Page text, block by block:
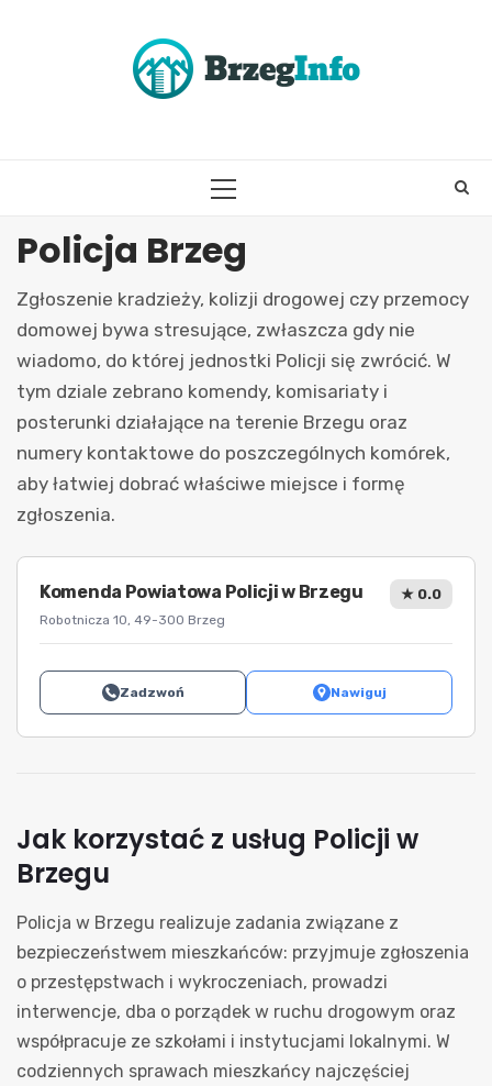
PRIMARY
Policja Brzeg
Zgłoszenie kradzieży, kolizji drogowej czy przemocy
domowej bywa stresujące, zwłaszcza gdy nie
wiadomo, do której jednostki Policji się zwrócić. W
tym dziale zebrano komendy, komisariaty i
posterunki działające na terenie Brzegu oraz
numery kontaktowe do poszczególnych komórek,
aby łatwiej dobrać właściwe miejsce i formę
zgłoszenia.
Komenda Powiatowa Policji w Brzegu
Robotnicza 10, 49-300 Brzeg
★ 0.0
Zadzwoń Nawiguj
Jak korzystać z usług Policji w
Brzegu
Policja w Brzegu realizuje zadania związane z
bezpieczeństwem mieszkańców: przyjmuje zgłoszenia
o przestępstwach i wykroczeniach, prowadzi
interwencje, dba o porządek w ruchu drogowym oraz
współpracuje ze szkołami i instytucjami lokalnymi. W
codziennych sprawach mieszkańcy najczęściej